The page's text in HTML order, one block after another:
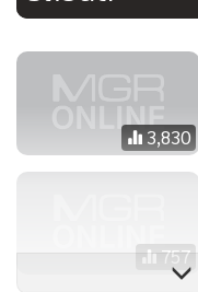
3,830
757